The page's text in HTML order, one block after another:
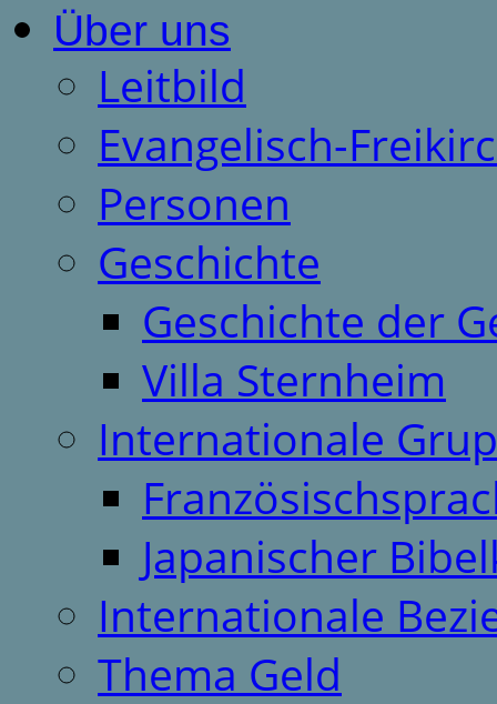
Über uns
Leitbild
Evangelisch-
Personen
Geschichte
Geschichte der
Villa Sternheim
Internationale
Japanischer
Internationale
Thema Geld